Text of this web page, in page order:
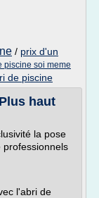
/ prix d'un
piscine soi meme
de piscine
haut
la pose
professionnels
l'abri de